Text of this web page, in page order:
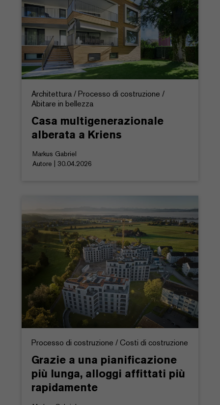
Architettura / Processo di costruzione /
Abitare in bellezza
Casa multigenerazionale
alberata a Kriens
Markus Gabriel
Autore | 30.04.2026
Processo di costruzione / Costi di costruzione
Grazie a una pianificazione
più lunga, alloggi affittati più
rapidamente